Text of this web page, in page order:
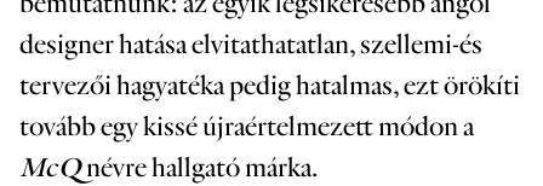
designer hatása elvitathatatlan, szellemi-és
tervezői hagyatéka pedig hatalmas, ezt örökíti
tovább egy kissé újraértelmezett módon a
McQnévre hallgató márka.